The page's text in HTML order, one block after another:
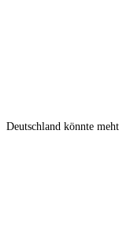
Deutschland könnte